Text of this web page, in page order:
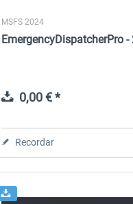
MSFS 2024
EmergencyDispatcherPro -
0,00 € *
Recordar